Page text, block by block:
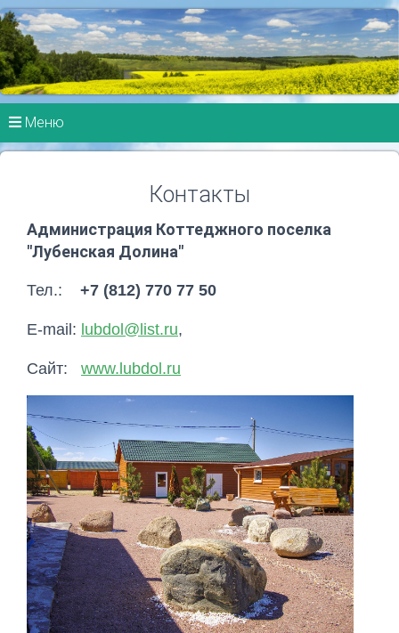
Меню
Контакты
Администрация Коттеджного поселка
"Лубенская Долина"
Тел.: +7 (812) 770 77 50
E-mail: lubdol@list.ru,
Сайт: www.lubdol.ru